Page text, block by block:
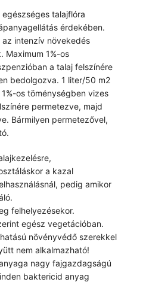
egészséges talajflóra
érdekében.
intenzív növekedés
Maximum 1%-os
a talaj felszínére
bedolgozva. 1 liter/50 m2
os töménységben vizes
permetezve, majd
Bármilyen permetezővel,
a kazal
pedig amikor
felhelyezésekor.
egész vegetációban.
növényvédő szerekkel
nem alkalmazható!
nagy fajgazdagságú
baktericid anyag